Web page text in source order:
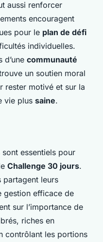
aussi renforcer
encouragent
pour le plan de défi
individuelles.
d’une communauté
un soutien moral
rester motivé et sur la
vie plus saine.
essentiels pour
Challenge 30 jours.
partagent leurs
gestion efficace de
sur l’importance de
riches en
contrôlant les portions